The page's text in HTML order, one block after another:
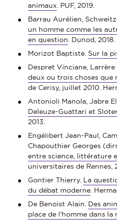
animaux. PUF, 2019.
Barrau Aurélien,
un homme comme les
en question. Dunod, 2018.
Morizot Baptiste. Sur la
Despret Vinciane, Larrère
deux ou trois choses que
de Cerisy, juillet 2010.
Antonioli Manola, Jabre
Deleuze-Guattari et
2013.
Engélibert Jean-Paul,
Chapouthier Georges
entre science, littérature
universitaires de Rennes,
Gontier Thierry. La
du débat moderne.
De Benoist Alain. Des
place de l'homme dans la